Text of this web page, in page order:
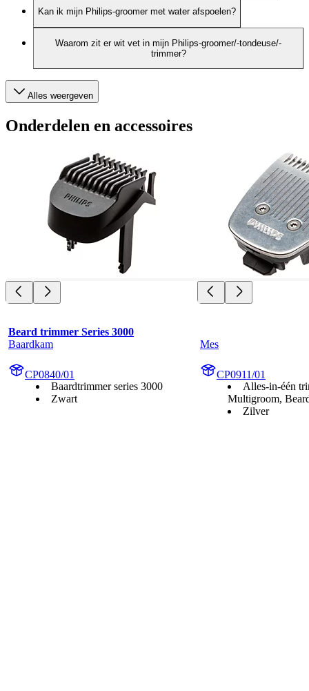
Kan ik mijn Philips-groomer met water afspoelen?
Waarom zit er wit vet in mijn Philips-groomer/-tondeuse/-
trimmer?
Alles weergeven
Onderdelen en accessoires
Beard trimmer Series 3000
Baardkam
CP0840/01
Baardtrimmer series 3000
Zwart
Mes
CP0911/01
Alles-in-één
Multigroom,
Zilver